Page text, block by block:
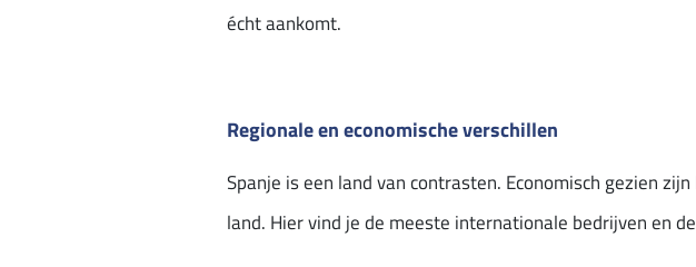
écht aankomt.
Regionale en economische verschillen
Spanje is een land van contrasten. Economisch gezien
land. Hier vind je de meeste internationale bedrijven en